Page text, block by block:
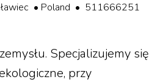
• Poland • 511666251
Specjalizujemy się
przy